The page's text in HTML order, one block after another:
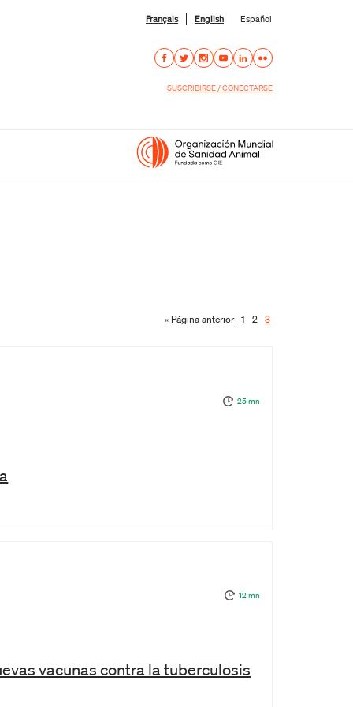
Français English Español
SUSCRIBIRSE / CONECTARSE
« Página anterior 1 2 3
25 mn
12 mn
vacunas contra la tuberculosis